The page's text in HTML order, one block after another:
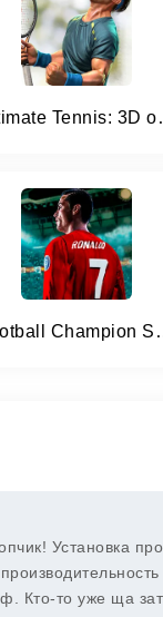
Установка
Кто-то уже ща